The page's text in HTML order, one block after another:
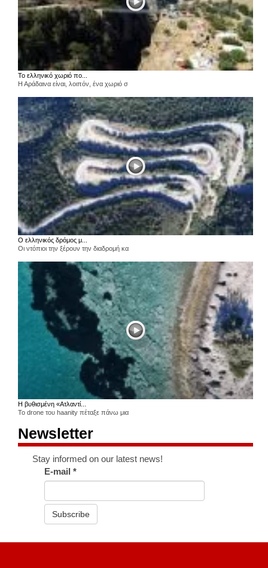
Το ελληνικό χωριό πο...
Η Αράδαινα είναι, λοιπόν, ένα χωριό σ
Ο ελληνικός δρόμος μ...
Οι ντόπιοι την ξέρουν την διαδρομή κα
Η βυθισμένη «Ατλαντί...
Το drone του haanity πέταξε πάνω μια
Newsletter
Stay informed on our latest news!
E-mail*
Subscribe